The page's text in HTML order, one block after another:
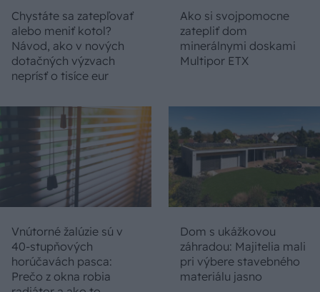
Chystáte sa zatepľovať
alebo meniť kotol?
Návod, ako v nových
dotačných výzvach
neprísť o tisíce eur
Ako si svojpomocne
zatepliť dom
minerálnymi doskami
Multipor ETX
Vnútorné žalúzie sú v
40-stupňových
horúčavách pasca:
Prečo z okna robia
Dom s ukážkovou
záhradou: Majitelia mali
pri výbere stavebného
materiálu jasno